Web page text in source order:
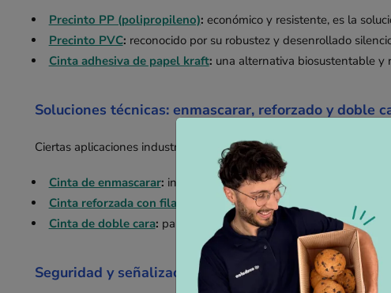
Precinto PP (polipropileno): económico y resistente, es la
Precinto PVC: reconocido por su robustez y desenrollado
Cinta adhesiva de papel kraft: una alternativa biosustentable y
Soluciones técnicas: enmascarar, reforzado y doble
Ciertas aplicaciones industriales exigen propiedades específicas:
Cinta de enmascarar: indispensable para la protección
Cinta reforzada con filamentos
reforzada con fibra de vidrio
Cinta de doble cara: para un montaje limpio e invisible de sus
Seguridad y señalización de envíos